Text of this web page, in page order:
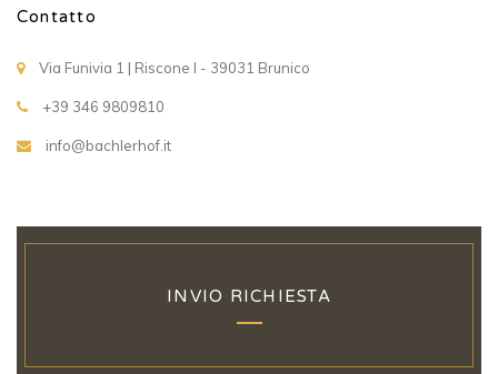
Contatto
Via Funivia 1 | Riscone I - 39031 Brunico
+39 346 9809810
info@bachlerhof.it
INVIO RICHIESTA